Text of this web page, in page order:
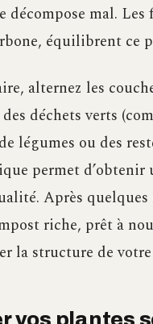
décompose mal.
équilibrent ce
alternez les
déchets verts
légumes ou des
permet d’obtenir
Après quelques
riche, prêt à
la structure de
vos plantes